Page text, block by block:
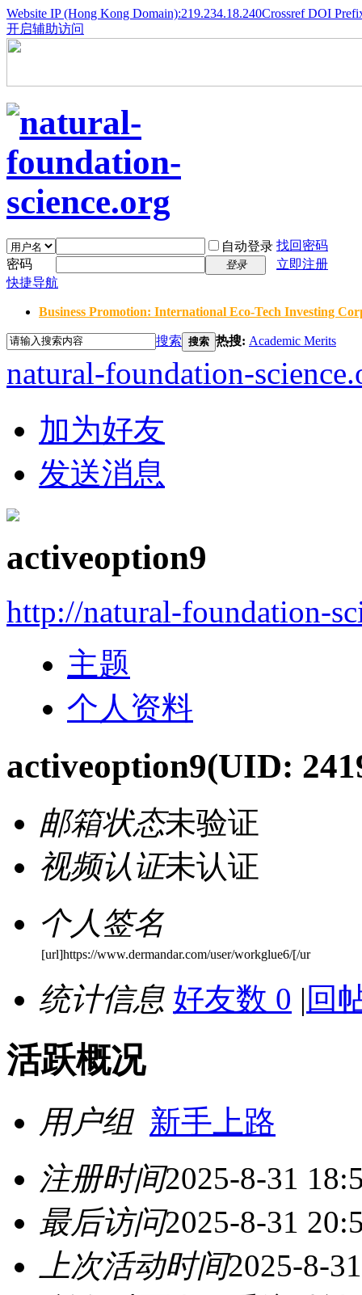
Website IP (Hong Kong Domain):219.234.18.240Crossref DOI
开启辅助访问
自动登录 找回密码
密码
登录
立即注册
快捷导航
Business Promotion: International Eco-Tech Investing
搜索 搜索 热搜: Academic Merits
natural-foundation-
加为好友
发送消息
activeoption9
http://natural-foundation-
主题
个人资料
activeoption9(UID:
邮箱状态未验证
视频认证未认证
个人签名
[url]https://www.dermandar.com/user/workglue6/[/ur
统计信息 好友数 0 | 回
活跃概况
用户组 新手上路
注册时间2025-8-31
最后访问2025-8-31
上次活动时间2025-8-